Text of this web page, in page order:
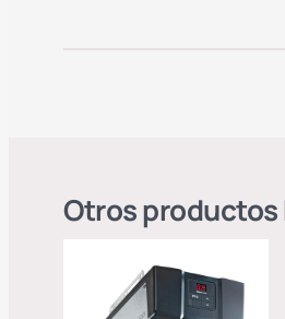
Otros productos